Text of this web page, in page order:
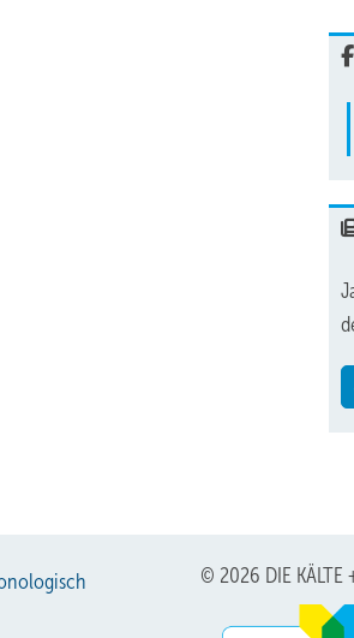
zwischen einem Kauf- und
Anhand
Wissen weit über den
ist.
Teilnehmer der Tagung auf
© 2026 DIE